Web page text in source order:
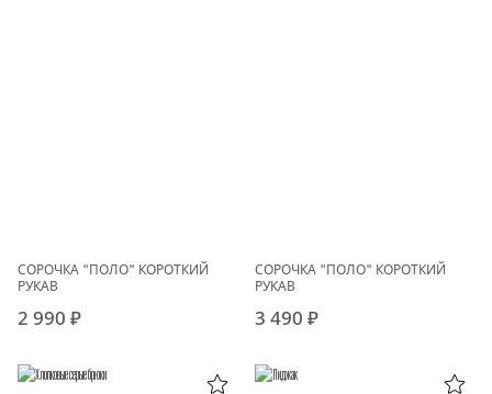
СОРОЧКА "ПОЛО" КОРОТКИЙ
РУКАВ
2 990 ₽
СОРОЧКА "ПОЛО" КОРОТКИЙ
РУКАВ
3 490 ₽